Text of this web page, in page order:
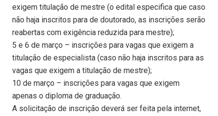
exigem titulação de mestre (o edital especifica que caso
não haja inscritos para de doutorado, as inscrições serão
reabertas com exigência reduzida para mestre);
5 e 6 de março – inscrições para vagas que exigem a
titulação de especialista (caso não haja inscritos para as
vagas que exigem a titulação de mestre);
10 de março – inscrições para vagas que exigem
apenas o diploma de graduação.
A solicitação de inscrição deverá ser feita pela internet,